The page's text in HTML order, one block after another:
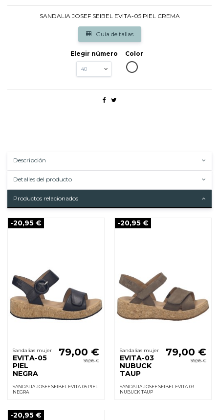
SANDALIA JOSEF SEIBEL EVITA-05 PIEL CREMA
Guia de tallas
Elegir número
Color
OFWHITTE
Descripción
Detalles del producto
Productos relacionados
-20,95 €
Sandalias mujer
EVITA-05
PIEL
NEGRA
79,00 €
99,95 €
SANDALIA JOSEF SEIBEL EVITA-05 PIEL
NEGRA
-20,95 €
Sandalias mujer
EVITA-03
NUBUCK
TAUP
79,00 €
99,95 €
SANDALIA JOSEF SEIBEL EVITA-03
NUBUCK TAUP
-20,95 €